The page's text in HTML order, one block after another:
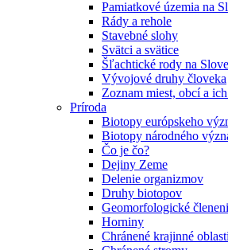
Pamiatkové územia na
Rády a rehole
Stavebné slohy
Svätci a svätice
Šľachtické rody na
Vývojové druhy človeka
Zoznam miest, obcí a
Príroda
Biotopy európskeho
Biotopy národného
Čo je čo?
Dejiny Zeme
Delenie organizmov
Druhy biotopov
Geomorfologické
Horniny
Chránené krajinné oblasti